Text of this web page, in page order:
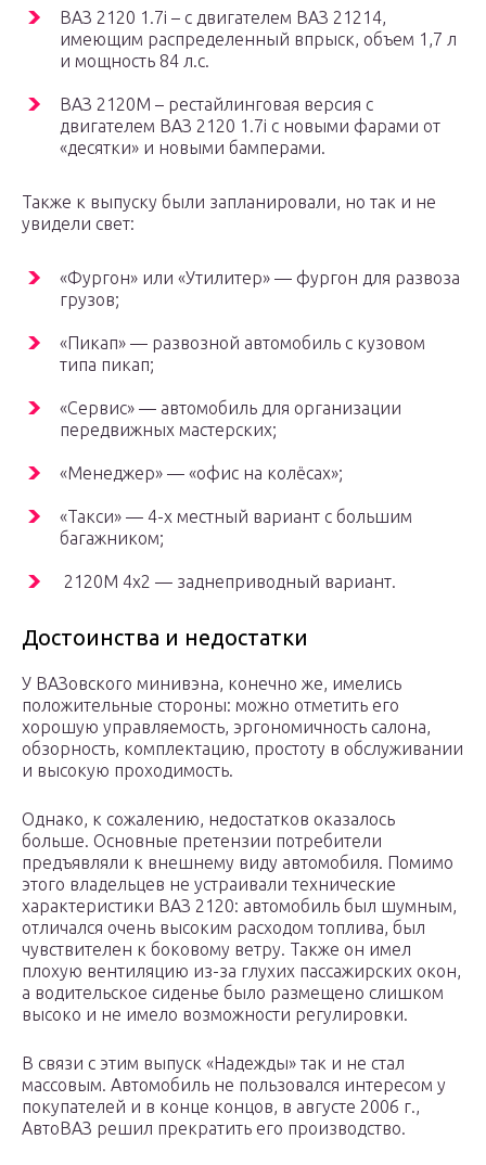
ВАЗ 2120 1.7i – с двигателем ВАЗ 21214,
имеющим распределенный впрыск, объем 1,7 л
и мощность 84 л.с.
ВАЗ 2120М – рестайлинговая версия с
двигателем ВАЗ 2120 1.7i с новыми фарами от
«десятки» и новыми бамперами.
Также к выпуску были запланировали, но так и не
увидели свет:
«Фургон» или «Утилитер» — фургон для развоза
грузов;
«Пикап» — развозной автомобиль с кузовом
типа пикап;
«Сервис» — автомобиль для организации
передвижных мастерских;
«Менеджер» — «офис на колёсах»;
«Такси» — 4-х местный вариант с большим
багажником;
2120М 4х2 — заднеприводный вариант.
Достоинства и недостатки
У ВАЗовского минивэна, конечно же, имелись
положительные стороны: можно отметить его
хорошую управляемость, эргономичность салона,
обзорность, комплектацию, простоту в обслуживании
и высокую проходимость.
Однако, к сожалению, недостатков оказалось
больше. Основные претензии потребители
предъявляли к внешнему виду автомобиля. Помимо
этого владельцев не устраивали технические
характеристики ВАЗ 2120: автомобиль был шумным,
отличался очень высоким расходом топлива, был
чувствителен к боковому ветру. Также он имел
плохую вентиляцию из-за глухих пассажирских окон,
а водительское сиденье было размещено слишком
высоко и не имело возможности регулировки.
В связи с этим выпуск «Надежды» так и не стал
массовым. Автомобиль не пользовался интересом у
покупателей и в конце концов, в августе 2006 г.,
АвтоВАЗ решил прекратить его производство.